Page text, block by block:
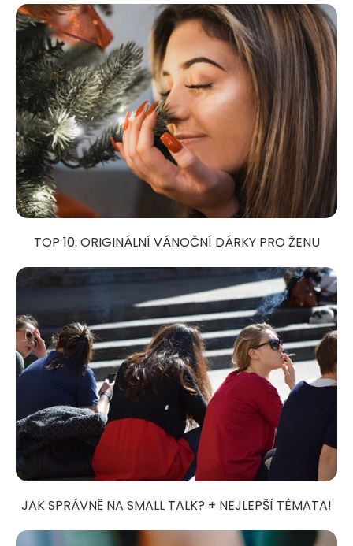
TOP 10: ORIGINÁLNÍ VÁNOČNÍ DÁRKY PRO ŽENU
JAK SPRÁVNĚ NA SMALL TALK? + NEJLEPŠÍ TÉMATA!